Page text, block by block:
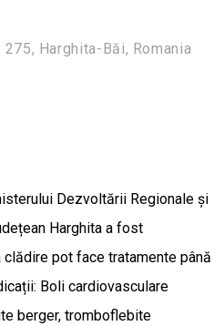
Harghita-Băi, Romania
Dezvoltării Regionale și
Harghita a fost
pot face tratamente până
Boli cardiovasculare
berger, tromboflebite